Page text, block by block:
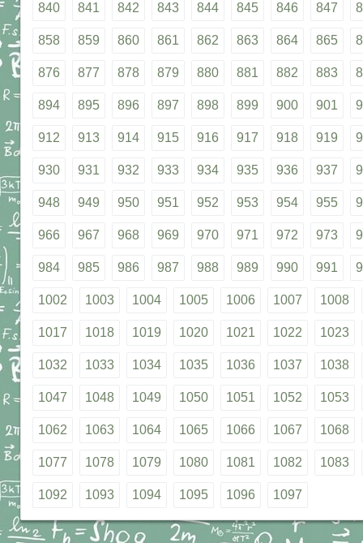
840 841 842 843 844 845 846 847
858 859 860 861 862 863 864 865
876 877 878 879 880 881 882 883
894 895 896 897 898 899 900 901
912 913 914 915 916 917 918 919
930 931 932 933 934 935 936 937
948 949 950 951 952 953 954 955
966 967 968 969 970 971 972 973
984 985 986 987 988 989 990 991
1002 1003 1004 1005 1006 1007 1008
1017 1018 1019 1020 1021 1022 1023
1032 1033 1034 1035 1036 1037 1038
1047 1048 1049 1050 1051 1052 1053
1062 1063 1064 1065 1066 1067 1068
1077 1078 1079 1080 1081 1082 1083
1092 1093 1094 1095 1096 1097